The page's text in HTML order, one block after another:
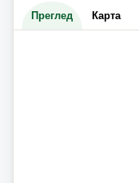
Преглед Карта